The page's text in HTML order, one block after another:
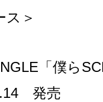
ス＞
「僕ら
発売